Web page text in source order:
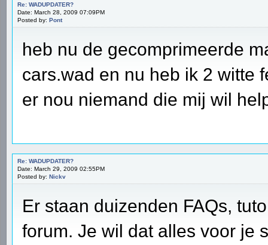
Re: WADUPDATER?
Date: March 28, 2009 07:09PM
Posted by: Pont
heb nu de gecomprimeerde
cars.wad en nu heb ik 2 witte
er nou niemand die mij wil
Re: WADUPDATER?
Date: March 29, 2009 02:55PM
Posted by: Nickv
Er staan duizenden FAQs,
forum. Je wil dat alles voor je